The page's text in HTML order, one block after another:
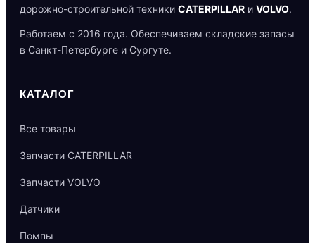
дорожно-строительной техники CATERPILLAR и VOLVO.
Работаем с 2016 года. Обеспечиваем складские запасы
в Санкт-Петербурге и Сургуте.
КАТАЛОГ
Все товары
Запчасти CATERPILLAR
Запчасти VOLVO
Датчики
Помпы